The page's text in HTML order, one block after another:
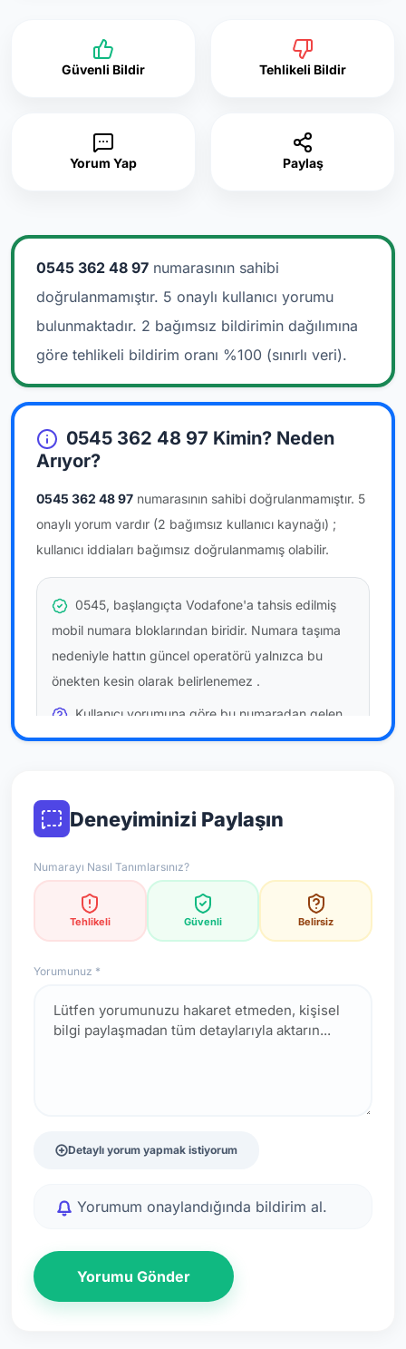
Güvenli Bildir Tehlikeli Bildir
Yorum Yap Paylaş
0545 362 48 97 numarasının sahibi
doğrulanmamıştır. 5 onaylı kullanıcı yorumu
bulunmaktadır. 2 bağımsız bildirimin dağılımına
göre tehlikeli bildirim oranı %100 (sınırlı veri).
0545 362 48 97 Kimin? Neden
Arıyor?
0545 362 48 97 numarasının sahibi doğrulanmamıştır. 5
onaylı yorum vardır (2 bağımsız kullanıcı kaynağı) ;
kullanıcı iddiaları bağımsız doğrulanmamış olabilir.
0545, başlangıçta Vodafone'a tahsis edilmiş
mobil numara bloklarından biridir. Numara taşıma
nedeniyle hattın güncel operatörü yalnızca bu
önekten kesin olarak belirlenemez .
Kullanıcı yorumuna göre bu numaradan gelen
çağrılaratemkinli yaklaşmanızönerilir; bu bir site
resmi doğrulama niteliği taşımaz.
*Not: Değerlendirmeler onaylı kullanıcı yorumlarına göre
güncellenir.
Deneyiminizi Paylaşın
Numarayı Nasıl Tanımlarsınız?
Tehlikeli Güvenli Belirsiz
Yorumunuz *
Detaylı yorum yapmak istiyorum
Yorumum onaylandığında bildirim al.
Yorumu Gönder